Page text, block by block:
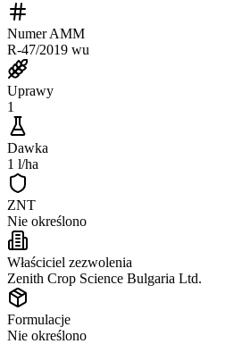
Numer AMM
R-47/2019 wu
Uprawy
1
Dawka
1 l/ha
ZNT
Nie określono
Właściciel zezwolenia
Zenith Crop Science Bulgaria Ltd.
Formulacje
Nie określono